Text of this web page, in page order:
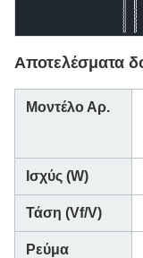
Αποτελέσματα
Μοντέλο Αρ.
Ισχύς (W)
Τάση (Vf/V)
Ρεύμα